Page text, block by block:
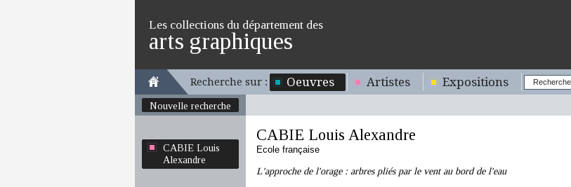
Les collections du département des
arts graphiques
Recherche sur : Oeuvres Artistes Expositions
Nouvelle recherche
CABIE Louis
Alexandre
CABIE Louis Alexandre
Ecole française
L'approche de l'orage : arbres pliés par le vent au bord de l'eau